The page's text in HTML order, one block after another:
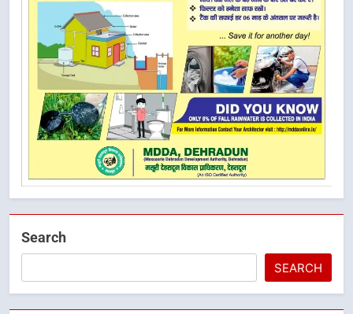
Search
SEARCH